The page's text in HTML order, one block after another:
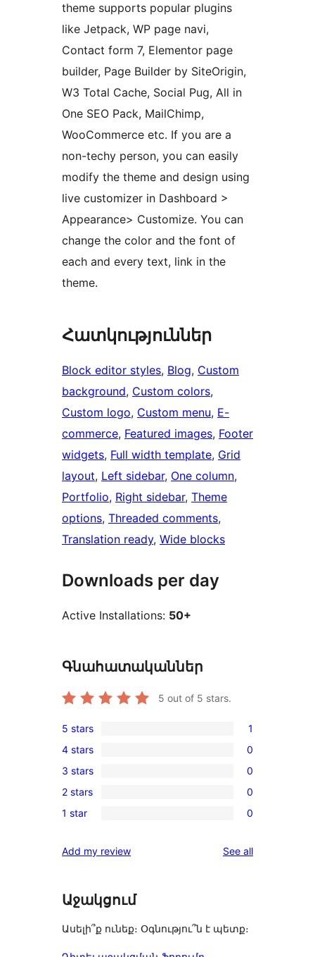
theme supports popular plugins
like Jetpack, WP page navi,
Contact form 7, Elementor page
builder, Page Builder by SiteOrigin,
W3 Total Cache, Social Pug, All in
One SEO Pack, MailChimp,
WooCommerce etc. If you are a
non-techy person, you can easily
modify the theme and design using
live customizer in Dashboard >
Appearance> Customize. You can
change the color and the font of
each and every text, link in the
theme.
Հատկություններ
Block editor styles, Blog, Custom
background, Custom colors
Custom logo, Custom menu, E-
commerce, Featured images, Footer
widgets, Full width template, Grid
layout, Left sidebar, One column
Portfolio, Right sidebar, Theme
options, Threaded comments
Translation ready, Wide blocks
Downloads per day
Active Installations: 50+
Գնահատականներ
5 out of 5 stars.
1
5-
star
review
5 stars 1
0
4-
star
reviews
4 stars 0
0
3-
star
3 stars 0
0
2-
reviews
2 stars 0
0
star
1 star 0
Add my review See allreviews
Աջակցում
Ասելի՞ք ունեք։ Օգնությու՞ն է պետք։